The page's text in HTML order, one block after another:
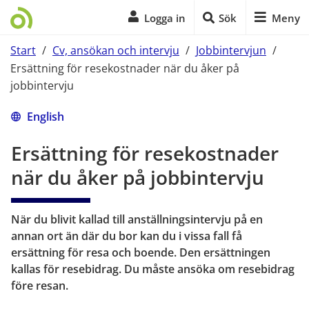
Logga in Sök Meny
Start / Cv, ansökan och intervju / Jobbintervjun /
Ersättning för resekostnader när du åker på
jobbintervju
English
Ersättning för resekostnader
när du åker på jobbintervju
När du blivit kallad till anställningsintervju på en
annan ort än där du bor kan du i vissa fall få
ersättning för resa och boende. Den ersättningen
kallas för resebidrag. Du måste ansöka om resebidrag
före resan.